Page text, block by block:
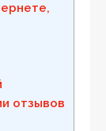
отзывов